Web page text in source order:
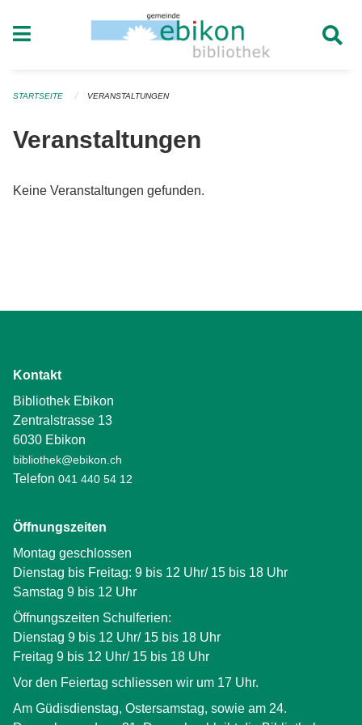
STARTSEITE VERANSTALTUNGEN
Veranstaltungen
Keine Veranstaltungen gefunden.
Kontakt
Bibliothek Ebikon
Zentralstrasse 13
6030 Ebikon
bibliothek@ebikon.ch
Telefon 041 440 54 12
Öffnungszeiten
Montag geschlossen
Dienstag bis Freitag: 9 bis 12 Uhr/ 15 bis 18 Uhr
Samstag 9 bis 12 Uhr
Öffnungszeiten Schulferien:
Dienstag 9 bis 12 Uhr/ 15 bis 18 Uhr
Freitag 9 bis 12 Uhr/ 15 bis 18 Uhr
Vor den Feiertag schliessen wir um 17 Uhr.
Am Güdisdienstag, Ostersamstag, sowie am 24.